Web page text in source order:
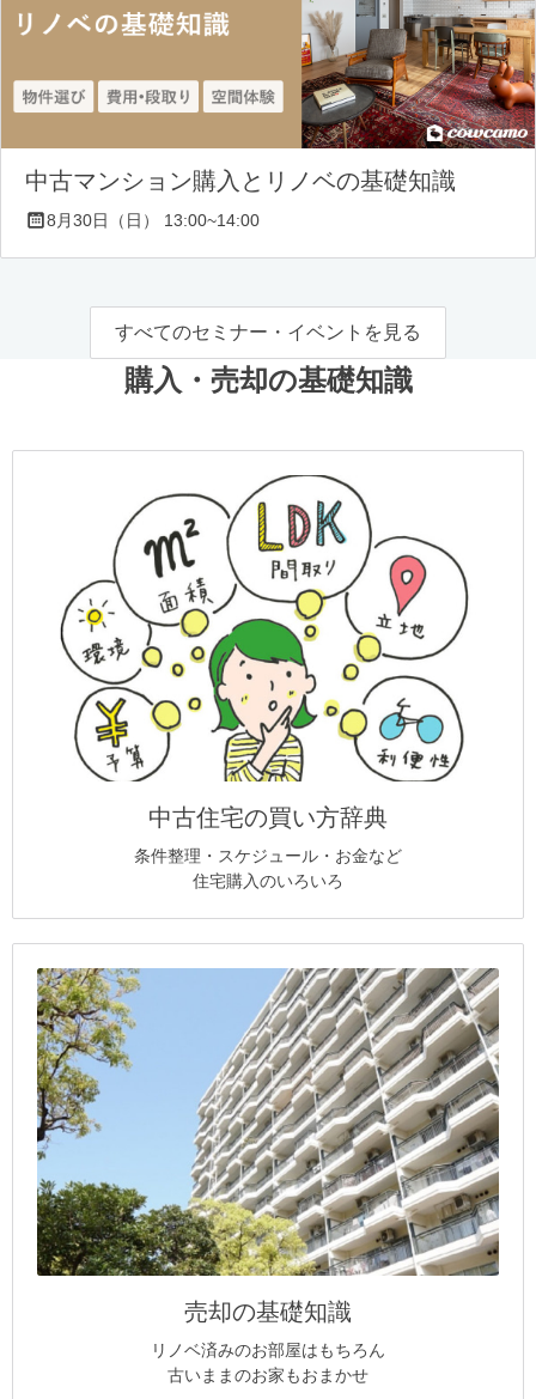
中古マンション購入とリノベの基礎知識
8月30日（日） 13:00~14:00
すべてのセミナー・イベントを見る
購入・売却の基礎知識
中古住宅の買い方辞典
条件整理・スケジュール・お金など
住宅購入のいろいろ
売却の基礎知識
リノベ済みのお部屋はもちろん
古いままのお家もおまかせ